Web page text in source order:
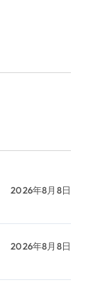
2026年8月8日
2026年8月8日